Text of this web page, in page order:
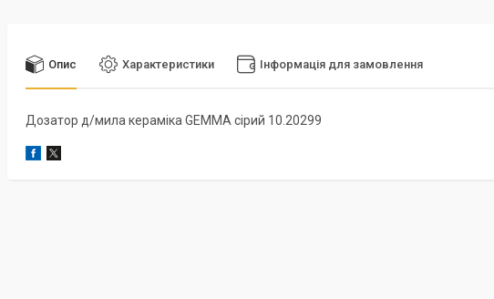
Опис Характеристики Інформація для замовлення
Дозатор д/мила кераміка GEMMA сірий 10.20299